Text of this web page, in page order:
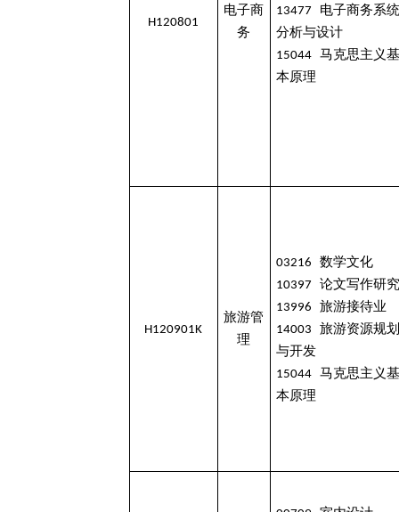
H120801
电子商
务
13477 电子商务系统
分析与设计
15044 马克思主义基
本原理
H120901K
旅游管
理
03216 数学文化
10397 论文写作研究
13996 旅游接待业
14003 旅游资源规划
与开发
15044 马克思主义基
本原理